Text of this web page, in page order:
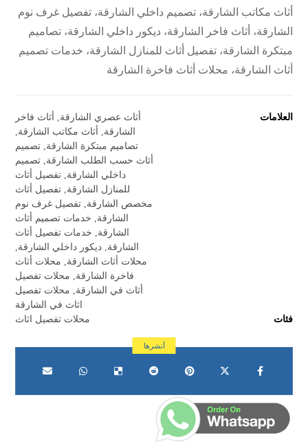
أثاث مكاتب الشارقة، تصميم داخلي الشارقة، تفصيل غرف نوم
الشارقة، أثاث فاخر الشارقة، ديكور داخلي الشارقة، تصاميم
مبتكرة الشارقة، تفصيل أثاث للمنازل الشارقة، خدمات تصميم
أثاث الشارقة، محلات أثاث فاخرة الشارقة
العلامات أثاث عصري الشارقة, أثاث فاخر
الشارقة, أثاث مكاتب الشارقة,
تصاميم مبتكرة الشارقة, تصميم
أثاث حسب الطلب الشارقة, تصميم
داخلي الشارقة, تفصيل أثاث
للمنازل الشارقة, تفصيل أثاث
مخصص الشارقة, تفصيل غرف نوم
الشارقة, خدمات تصميم أثاث
الشارقة, خدمات تفصيل أثاث
الشارقة, ديكور داخلي الشارقة,
محلات أثاث الشارقة, محلات أثاث
فاخرة الشارقة, محلات تفصيل
أثاث في الشارقة, محلات تفصيل
اثاث في الشارقة
فئات
محلات تفصيل اثاث